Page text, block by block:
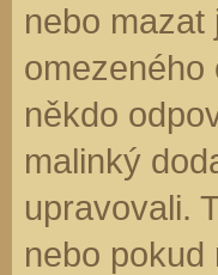
nebo
někdo
malinký
upravovali.
nebo